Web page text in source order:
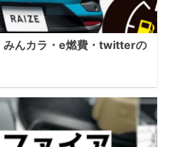
みんカラ・e燃費・twitterの